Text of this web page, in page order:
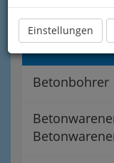
Einstellungen
Asphaltierer
Baugerüste-
Betonbohrer